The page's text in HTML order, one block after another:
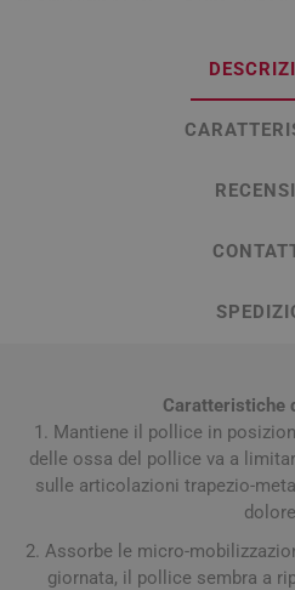
Caratteristiche
1. Mantiene il pollice in
delle ossa del pollice va a
sulle articolazioni trapezio-
2. Assorbe le micro-
giornata, il pollice sembra a